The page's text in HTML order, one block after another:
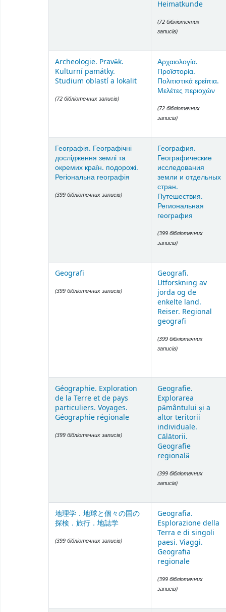
Heimatkunde
(72 бібліотечних
записів)
Archeologie. Pravěk.
Kulturní památky.
Studium oblastí a lokalit
(72 бібліотечних записів)
Αρχαιολογία.
Προϊστορία.
Πολιτιστικά ερείπια.
Μελέτες περιοχών
(72 бібліотечних
записів)
Географія. Географічні
дослідження землі та
окремих країн. подорожі.
Регіональна географія
(399 бібліотечних записів)
География.
Географические
исследования
земли и отдельных
стран.
Путешествия.
Региональная
география
(399 бібліотечних
записів)
Geografi
(399 бібліотечних записів)
Geografi.
Utforskning av
jorda og de
enkelte land.
Reiser. Regional
geografi
(399 бібліотечних
записів)
Géographie. Exploration
de la Terre et de pays
particuliers. Voyages.
Géographie régionale
(399 бібліотечних записів)
Geografie.
Explorarea
pământului și a
altor teritorii
individuale.
Călătorii.
Geografie
regională
(399 бібліотечних
записів)
地理学．地球と個々の国の
探検．旅行．地誌学
(399 бібліотечних записів)
Geografia.
Esplorazione della
Terra e di singoli
paesi. Viaggi.
Geografia
regionale
(399 бібліотечних
записів)